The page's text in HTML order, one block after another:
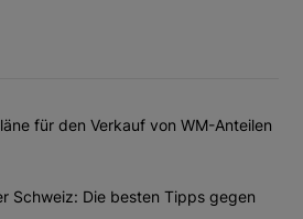
der am meisten kommentierten
Titel "Fifa verwirft Pläne für den
für den Verkauf von WM-Anteilen
Titel "Tanken in der Schweiz: Die
Schweiz: Die besten Tipps gegen